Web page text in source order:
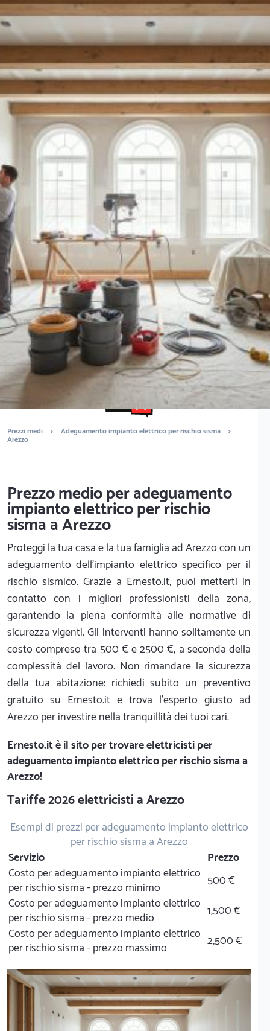
Quanto costa
adeguamento
impianto elettrico per
rischio sisma a
Arezzo? Prezzi e
tariffe 2026
Il costo medio per adeguamento impianto
elettrico per rischio sisma va da500€ a 2500€
Vuoi sapere il prezzo preciso per adeguamento impianto elettrico
per rischio sisma? Ottieni preventivi gratuiti.
È completamente gratuito
Trova elettricisti
Prezzi medi > Adeguamento impianto elettrico per rischio sisma >
Arezzo
Prezzo medio per adeguamento
impianto elettrico per rischio
sisma a Arezzo
Proteggi la tua casa e la tua famiglia ad Arezzo con un
adeguamento dell'impianto elettrico specifico per il
rischio sismico. Grazie a Ernesto.it, puoi metterti in
contatto con i migliori professionisti della zona,
garantendo la piena conformità alle normative di
sicurezza vigenti. Gli interventi hanno solitamente un
costo compreso tra 500 € e 2500 €, a seconda della
complessità del lavoro. Non rimandare la sicurezza
della tua abitazione: richiedi subito un preventivo
gratuito su Ernesto.it e trova l'esperto giusto ad
Arezzo per investire nella tranquillità dei tuoi cari.
Ernesto.itè il sito per trovare elettricisti per
adeguamento impianto elettrico per rischio sisma a
Arezzo!
Tariffe 2026 elettricisti a Arezzo
Esempi di prezzi per adeguamento impianto elettrico
per rischio sisma a Arezzo
Servizio
Prezzo
Costo per adeguamento impianto elettrico
per rischio sisma - prezzo minimo
500 €
Costo per adeguamento impianto elettrico
per rischio sisma - prezzo medio
1,500 €
Costo per adeguamento impianto elettrico
per rischio sisma - prezzo massimo
2,500 €